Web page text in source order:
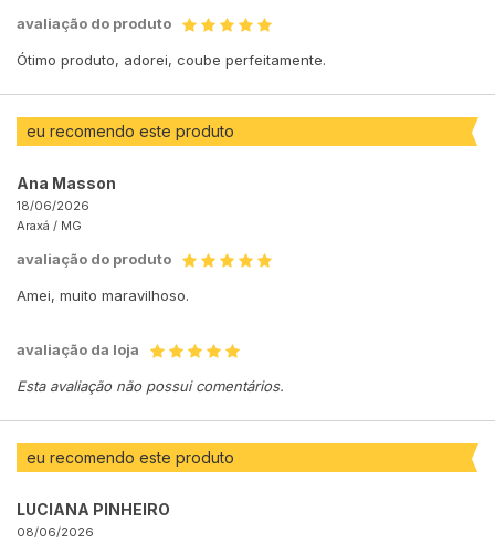
avaliação do produto
Ótimo produto, adorei, coube perfeitamente.
eu recomendo este produto
Ana Masson
18/06/2026
Araxá / MG
avaliação do produto
Amei, muito maravilhoso.
avaliação da loja
Esta avaliação não possui comentários.
eu recomendo este produto
LUCIANA PINHEIRO
08/06/2026